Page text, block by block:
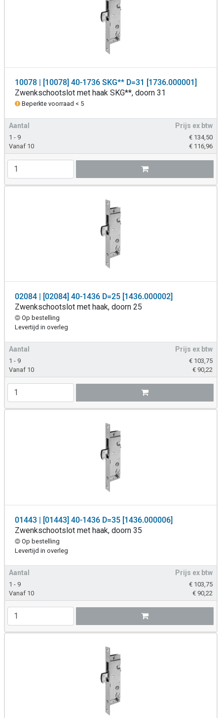
10078 | [10078] 40-1736 SKG** D=31 [1736.000001]
Zwenkschootslot met haak SKG**, doorn 31
Beperkte voorraad < 5
Aantal Prijs ex btw
1 - 9 € 134,50
Vanaf 10
€ 116,96
02084 | [02084] 40-1436 D=25 [1436.000002]
Zwenkschootslot met haak, doorn 25
Op bestelling
Levertijd in overleg
Aantal Prijs ex btw
1 - 9 € 103,75
Vanaf 10
€ 90,22
01443 | [01443] 40-1436 D=35 [1436.000006]
Zwenkschootslot met haak, doorn 35
Op bestelling
Levertijd in overleg
Aantal Prijs ex btw
1 - 9 € 103,75
Vanaf 10
€ 90,22